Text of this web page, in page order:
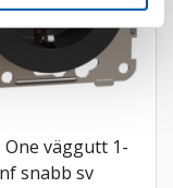
One väggutt 1-
snabb sv